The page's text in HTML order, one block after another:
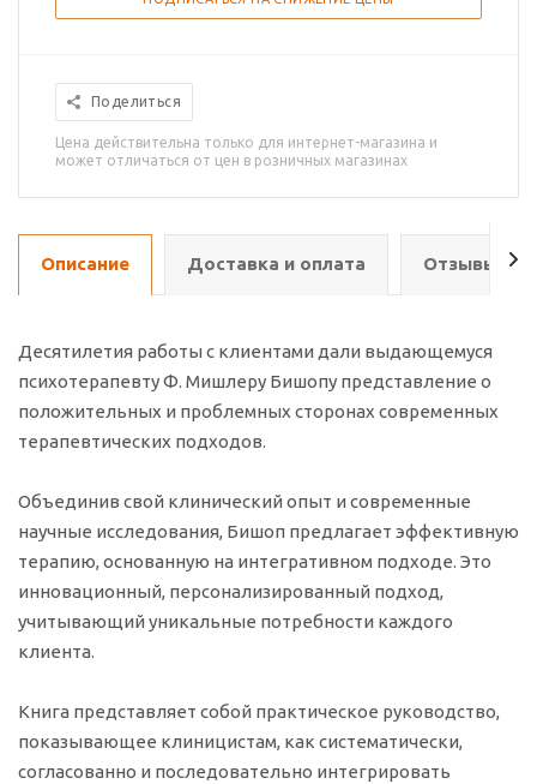
Поделиться
Цена действительна только для интернет-магазина и
может отличаться от цен в розничных магазинах
Описание Доставка и оплата Отзывы о
Десятилетия работы с клиентами дали выдающемуся
психотерапевту Ф. Мишлеру Бишопу представление о
положительных и проблемных сторонах современных
терапевтических подходов.
Объединив свой клинический опыт и современные
научные исследования, Бишоп предлагает эффективную
терапию, основанную на интегративном подходе. Это
инновационный, персонализированный подход,
учитывающий уникальные потребности каждого
клиента.
Книга представляет собой практическое руководство,
показывающее клиницистам, как систематически,
согласованно и последовательно интегрировать